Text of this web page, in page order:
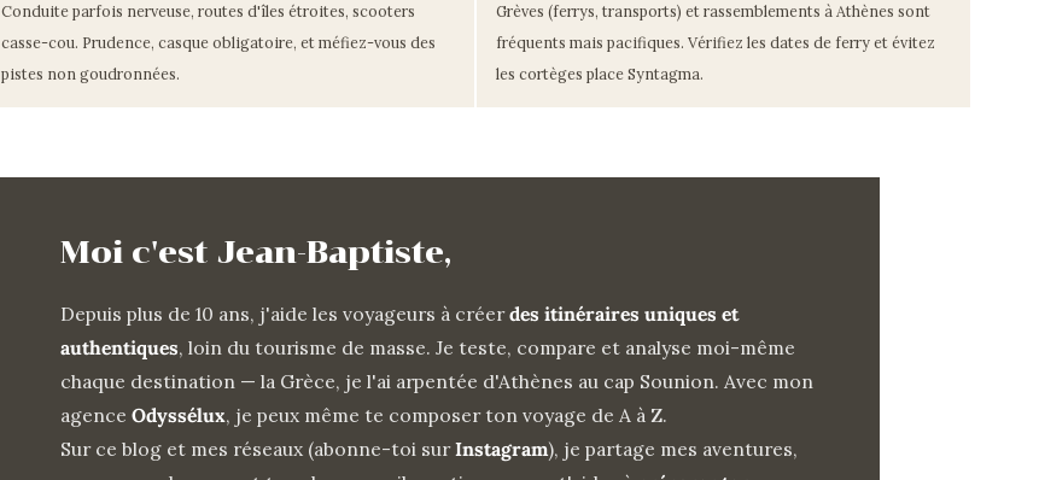
Conduite parfois nerveuse, routes d'îles étroites, scooters
casse-cou. Prudence, casque obligatoire, et méfiez-vous des
pistes non goudronnées.
Grèves (ferrys, transports) et rassemblements à Athènes sont
fréquents mais pacifiques. Vérifiez les dates de ferry et évitez
les cortèges place Syntagma.
Moi c'est Jean-Baptiste,
Depuis plus de 10 ans, j'aide les voyageurs à créerdes itinéraires uniques et
authentiques, loin du tourisme de masse. Je teste, compare et analyse moi-même
chaque destination — la Grèce, je l'ai arpentée d'Athènes au cap Sounion. Avec mon
agenceOdyssélux, je peux même te composer ton voyage de A à Z.
Sur ce blog et mes réseaux (abonne-toi surInstagram), je partage mes aventures,